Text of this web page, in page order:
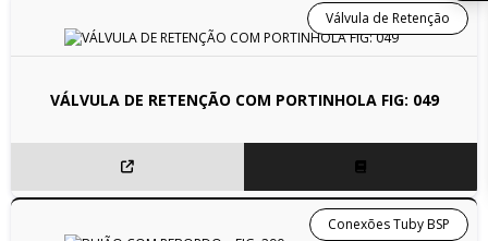
VÁLVULA DE RETENÇÃO COM PORTINHOLA FIG: 049
Válvula de Retenção
Conexões Tuby BSP